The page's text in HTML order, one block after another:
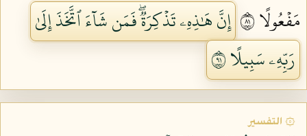
مَفۡعُولًا ١٨
إِنَّ هَٰذِهِۦ تَذۡكِرَةٞۖ فَمَن شَآءَ ٱتَّخَذَ إِلَىٰ
رَبِّهِۦ سَبِيلًا ١٩
۞ التفسير